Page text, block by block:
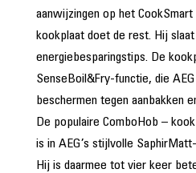
aanwijzingen op het
kookplaat doet de rest. Hij
energiebesparingstips. De
SenseBoil&Fry-functie, die
beschermen tegen aanbakken
De populaire ComboHob –
is in AEG’s stijlvolle
Hij is daarmee tot vier keer